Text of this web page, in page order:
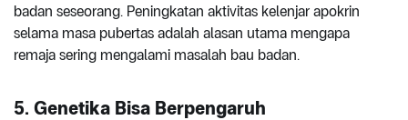
badan seseorang. Peningkatan aktivitas kelenjar apokrin
selama masa pubertas adalah alasan utama mengapa
remaja sering mengalami masalah bau badan.
5. Genetika Bisa Berpengaruh